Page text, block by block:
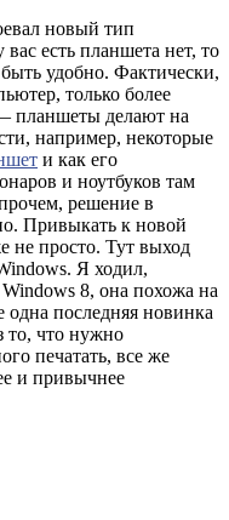
новый тип
есть планшета нет, то
удобно. Фактически,
только более
планшеты делают на
например, некоторые
и как его
и ноутбуков там
решение в
Привыкать к новой
не просто. Тут выход
Я ходил,
8, она похожа на
одна последняя новинка
то, что нужно
печатать, все же
и привычнее